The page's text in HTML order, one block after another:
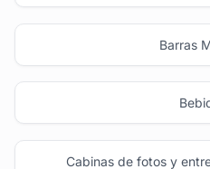
Barras
Cabinas de fotos y